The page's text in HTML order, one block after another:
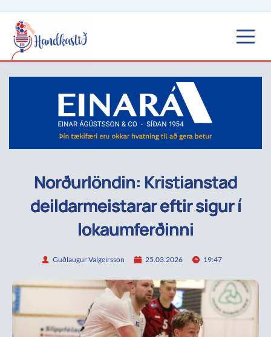
Norðurlöndin: Kristianstad
deildarmeistarar eftir sigur í
lokaumferðinni
Guðlaugur Valgeirsson 25.03.2026 19:47